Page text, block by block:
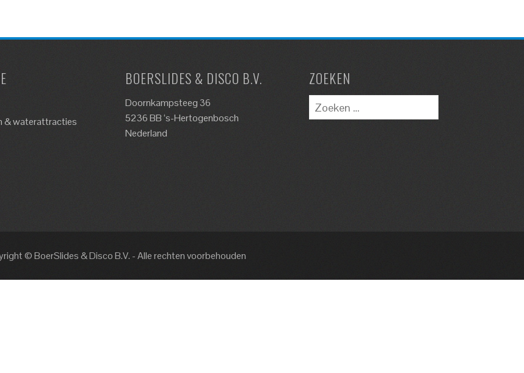
& waterattracties
BOERSLIDES & DISCO B.V.
Doornkampsteeg 36
5236 BB ‘s-Hertogenbosch
Nederland
ZOEKEN
Zoeken
naar:
© BoerSlides & Disco B.V. - Alle rechten voorbehouden